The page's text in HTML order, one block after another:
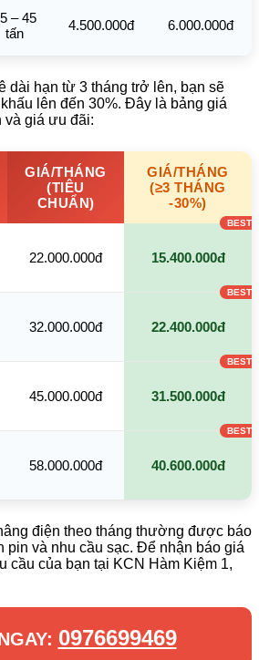
– 45
tấn
4.500.000đ 6.000.000đ
dài hạn từ 3 tháng trở lên, bạn sẽ
lên đến 30%. Đây là bảng giá
và giá ưu đãi:
GIÁ/THÁNG
(TIÊU
CHUẨN)
GIÁ/THÁNG
(≥3 THÁNG
-30%)
22.000.000đ 15.400.000đ
32.000.000đ 22.400.000đ
45.000.000đ 31.500.000đ
58.000.000đ 40.600.000đ
điện theo tháng thường được báo
pin và nhu cầu sạc. Để nhận báo giá
cầu của bạn tại KCN Hàm Kiệm 1,
0976699469